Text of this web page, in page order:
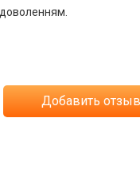
Добавить отзыв